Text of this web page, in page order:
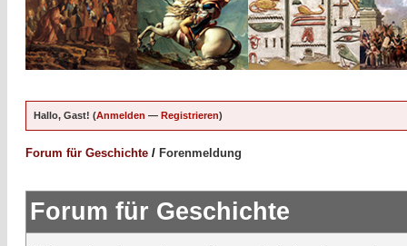
Hallo, Gast! (Anmelden — Registrieren)
Forum für Geschichte / Forenmeldung
Forum für Geschichte